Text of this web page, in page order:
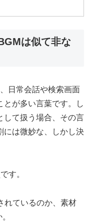
は似て非な
日常会話や検索画面
とが多い言葉です。し
して扱う場合、その言
には微妙な、しかし決
す。
れているのか、素材